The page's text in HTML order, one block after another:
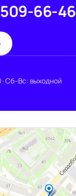
66-46
Сб–Вс: выходной